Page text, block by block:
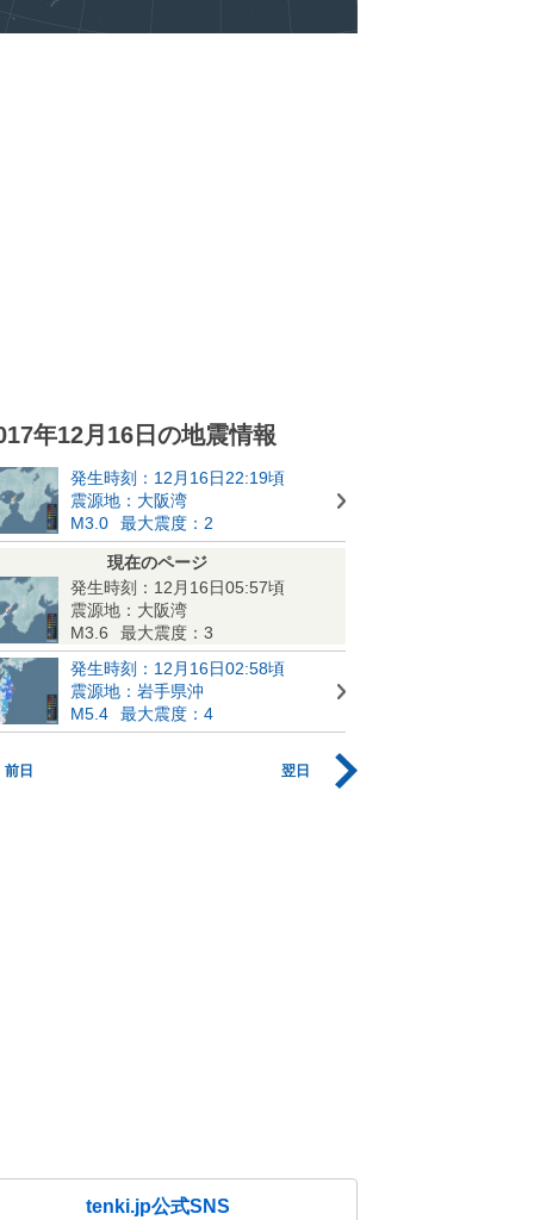
年12月16日の地震情報
発生時刻：12月16日22:19頃
震源地：大阪湾
M3.0
最大震度：2
現在のページ
発生時刻：12月16日05:57頃
震源地：大阪湾
M3.6
最大震度：3
発生時刻：12月16日02:58頃
震源地：岩手県沖
M5.4
最大震度：4
前日 翌日
tenki.jp公式SNS